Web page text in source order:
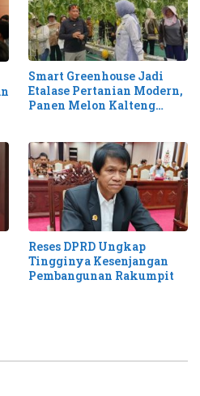
Smart Greenhouse Jadi
Etalase Pertanian Modern,
Panen Melon Kalteng
Reses DPRD Ungkap
Tingginya Kesenjangan
Pembangunan Rakumpit